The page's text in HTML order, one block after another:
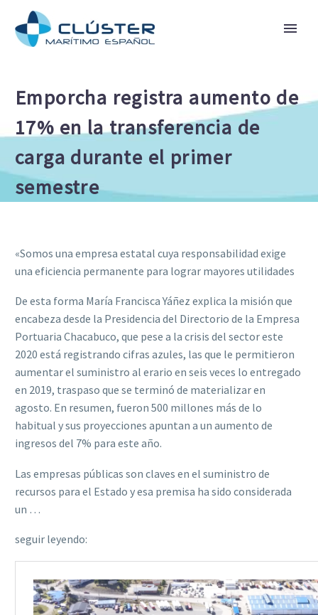
Emporcha registra aumento de
17% en la transferencia de
carga durante el primer
semestre
«Somos una empresa estatal cuya responsabilidad exige
una eficiencia permanente para lograr mayores utilidades
De esta forma María Francisca Yáñez explica la misión que
encabeza desde la Presidencia del Directorio de la Empresa
Portuaria Chacabuco, que pese a la crisis del sector este
2020 está registrando cifras azules, las que le permitieron
aumentar el suministro al erario en seis veces lo entregado
en 2019, traspaso que se terminó de materializar en
agosto. En resumen, fueron 500 millones más de lo
habitual y sus proyecciones apuntan a un aumento de
ingresos del 7% para este año.
Las empresas públicas son claves en el suministro de
recursos para el Estado y esa premisa ha sido considerada
un …
seguir leyendo: